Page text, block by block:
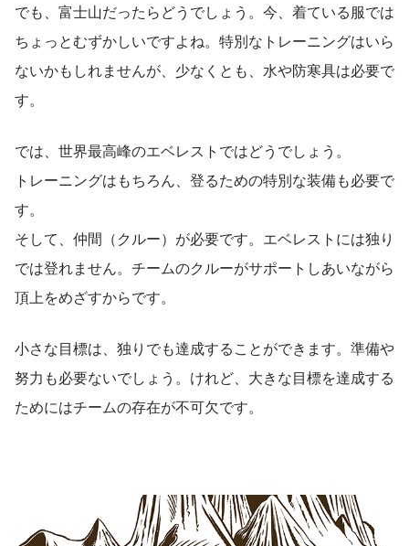
でも、富士山だったらどうでしょう。今、着ている服では
ちょっとむずかしいですよね。特別なトレーニングはいら
ないかもしれませんが、少なくとも、水や防寒具は必要で
す。
では、世界最高峰のエベレストではどうでしょう。
トレーニングはもちろん、登るための特別な装備も必要で
す。
そして、仲間（クルー）が必要です。エベレストには独り
では登れません。チームのクルーがサポートしあいながら
頂上をめざすからです。
小さな目標は、独りでも達成することができます。準備や
努力も必要ないでしょう。けれど、大きな目標を達成する
ためにはチームの存在が不可欠です。